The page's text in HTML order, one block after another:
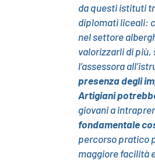
da questi istituti
diplomati liceali:
nel settore
valorizzarli di
l’assessora
presenza degli
Artigiani
giovani a
fondamentale
percorso pratico
maggiore facilità